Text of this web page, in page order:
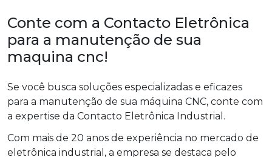
Conte com a Contacto Eletrônica
para a manutenção de sua
maquina cnc!
Se você busca soluções especializadas e eficazes
para a manutenção de sua máquina CNC, conte com
a expertise da Contacto Eletrônica Industrial.
Com mais de 20 anos de experiência no mercado de
eletrônica industrial, a empresa se destaca pelo